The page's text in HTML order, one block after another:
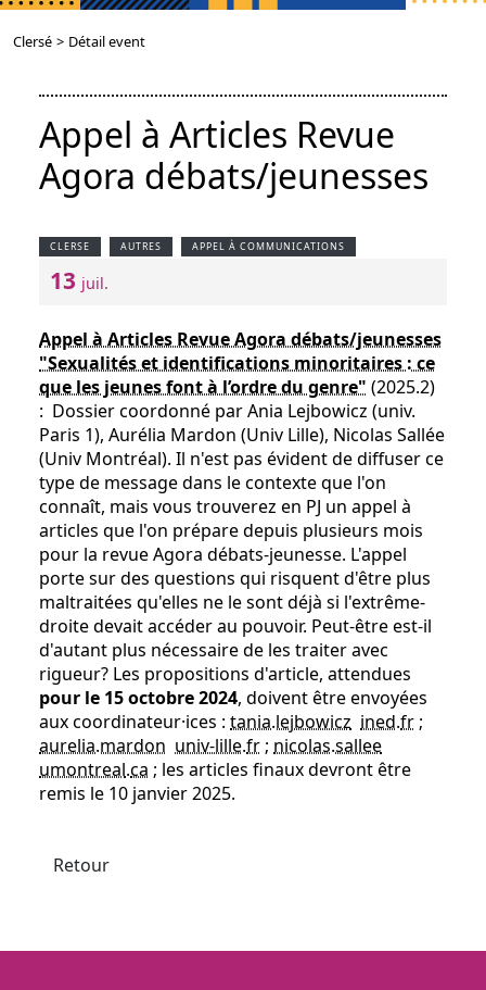
Clersé > Détail event
Appel à Articles Revue
Agora débats/jeunesses
CLERSE AUTRES APPEL À COMMUNICATIONS
13 juil.
Appel à Articles Revue Agora débats/jeunesses
"Sexualités et identifications minoritaires : ce
que les jeunes font à l’ordre du genre" (2025.2)
: Dossier coordonné par Ania Lejbowicz (univ.
Paris 1), Aurélia Mardon (Univ Lille), Nicolas Sallée
(Univ Montréal). Il n'est pas évident de diffuser ce
type de message dans le contexte que l'on
connaît, mais vous trouverez en PJ un appel à
articles que l'on prépare depuis plusieurs mois
pour la revue Agora débats-jeunesse. L'appel
porte sur des questions qui risquent d'être plus
maltraitées qu'elles ne le sont déjà si l'extrême-
droite devait accéder au pouvoir. Peut-être est-il
d'autant plus nécessaire de les traiter avec
rigueur? Les propositions d'article, attendues
pour le 15 octobre 2024, doivent être envoyées
aux coordinateur·ices : tania.lejbowicz ined.fr ;
aurelia.mardon univ-lille.fr ; nicolas.sallee
umontreal.ca ; les articles finaux devront être
remis le 10 janvier 2025.
Retour